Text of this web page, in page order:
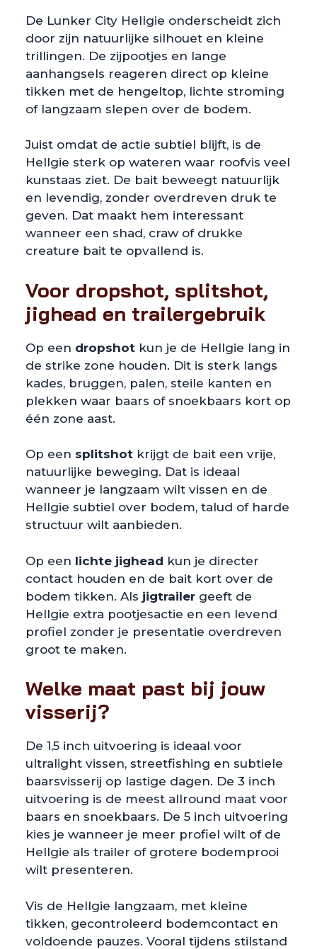
De Lunker City Hellgie onderscheidt zich
door zijn natuurlijke silhouet en kleine
trillingen. De zijpootjes en lange
aanhangsels reageren direct op kleine
tikken met de hengeltop, lichte stroming
of langzaam slepen over de bodem.
Juist omdat de actie subtiel blijft, is de
Hellgie sterk op wateren waar roofvis veel
kunstaas ziet. De bait beweegt natuurlijk
en levendig, zonder overdreven druk te
geven. Dat maakt hem interessant
wanneer een shad, craw of drukke
creature bait te opvallend is.
Voor dropshot, splitshot,
jighead en trailergebruik
Op een dropshot kun je de Hellgie lang in
de strike zone houden. Dit is sterk langs
kades, bruggen, palen, steile kanten en
plekken waar baars of snoekbaars kort op
één zone aast.
Op een splitshot krijgt de bait een vrije,
natuurlijke beweging. Dat is ideaal
wanneer je langzaam wilt vissen en de
Hellgie subtiel over bodem, talud of harde
structuur wilt aanbieden.
Op een lichte jighead kun je directer
contact houden en de bait kort over de
bodem tikken. Als jigtrailer geeft de
Hellgie extra pootjesactie en een levend
profiel zonder je presentatie overdreven
groot te maken.
Welke maat past bij jouw
visserij?
De 1,5 inch uitvoering is ideaal voor
ultralight vissen, streetfishing en subtiele
baarsvisserij op lastige dagen. De 3 inch
uitvoering is de meest allround maat voor
baars en snoekbaars. De 5 inch uitvoering
kies je wanneer je meer profiel wilt of de
Hellgie als trailer of grotere bodemprooi
wilt presenteren.
Vis de Hellgie langzaam, met kleine
tikken, gecontroleerd bodemcontact en
voldoende pauzes. Vooral tijdens stilstand